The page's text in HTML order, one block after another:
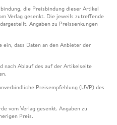
die Preisbindung dieser Artikel
Verlag gesenkt. Die jeweils zutreffende
Angaben zu Preissenkungen
dass Daten an den Anbieter der
nach Ablauf des auf der Artikelseite
Preisempfehlung (UVP) des
vom Verlag gesenkt. Angaben zu
Preis.